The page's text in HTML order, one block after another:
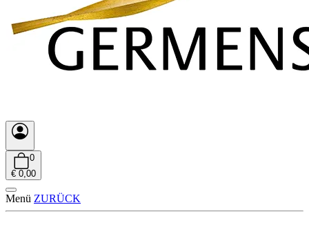
0
€ 0,00
Menü ZURÜCK